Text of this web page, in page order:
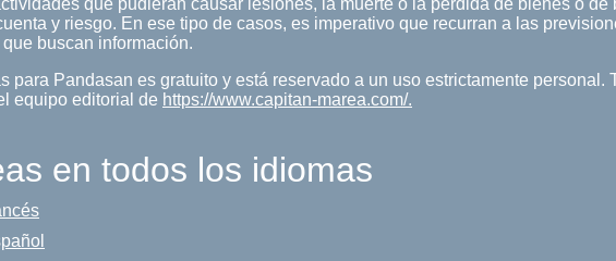
que pudieran causar lesiones, la muerte o la pérdida de bienes o
y riesgo. En ese tipo de casos, es imperativo que recurran a las
buscan información.
para Pandasan es gratuito y está reservado a un uso estrictamente
equipo editorial de https://www.capitan-marea.com/.
en todos los idiomas